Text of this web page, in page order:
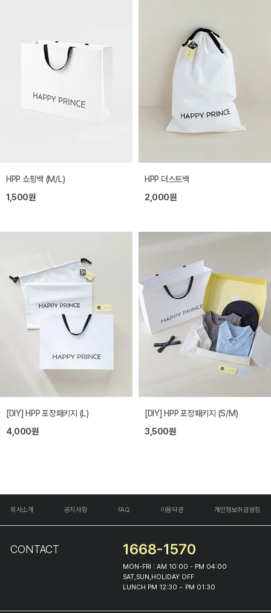
HPP 쇼핑백 (M/L)
1,500원
HPP 더스트백
2,000원
[DIY] HPP 포장패키지 (L)
4,000원
[DIY] HPP 포장패키지 (S/M)
3,500원
회사소개 공지사항 FAQ 이용약관 개인정보취급방침
CONTACT 1668-1570
MON-FRI : AM 10:00 - PM 04:00
SAT,SUN,HOLIDAY OFF
LUNCH PM 12:30 ~ PM 01:30